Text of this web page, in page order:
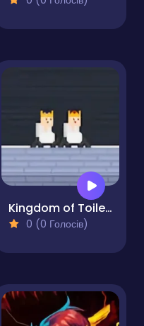
Kingdom of Toilets
0 (0 Голосів)